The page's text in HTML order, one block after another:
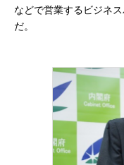
などで営業するビジネ
だ。